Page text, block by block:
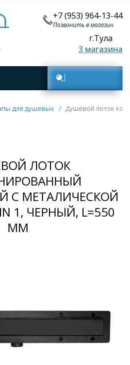
+7 (953) 964-13-44
Позвонить в магазин
г.Тула
3 магазина
комнат
ванных комнат
для душевых / Душевой лоток
ЛОТОК
С МЕТАЛИЧЕСКОЙ
1, ЧЕРНЫЙ, L=550
ММ